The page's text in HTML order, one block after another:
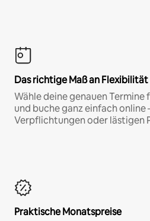
Das richtige Maß an Flexibilität
Wähle deine genauen Termine
und buche ganz einfach online
Verpflichtungen oder lästigen
Praktische Monatspreise